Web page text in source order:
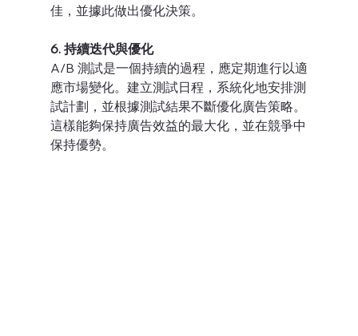
佳，並據此做出優化決策。
6. 持續迭代與優化
A/B 測試是一個持續的過程，應定期進行以適
應市場變化。建立測試日程，系統化地安排測
試計劃，並根據測試結果不斷優化廣告策略。
這樣能夠保持廣告效益的最大化，並在競爭中
保持優勢。